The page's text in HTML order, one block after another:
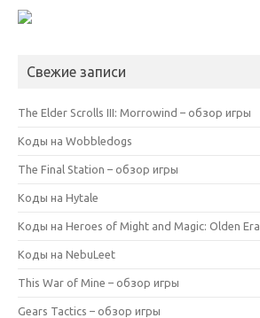
Свежие записи
The Elder Scrolls III: Morrowind – обзор игры
Коды на Wobbledogs
The Final Station – обзор игры
Коды на Hytale
Коды на Heroes of Might and Magic: Olden Era
Коды на NebuLeet
This War of Mine – обзор игры
Gears Tactics – обзор игры